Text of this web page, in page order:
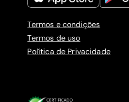
Termos e condições
Termos de uso
Política de Privacidade